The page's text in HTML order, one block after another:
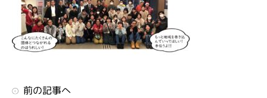
前の記事へ